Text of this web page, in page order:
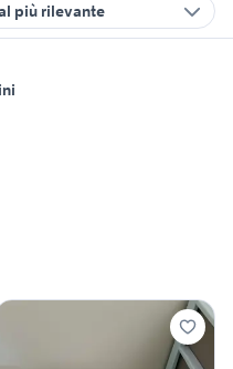
più rilevante